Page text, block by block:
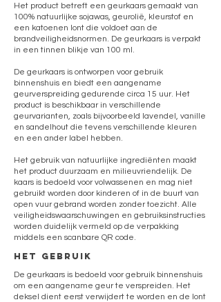
Het product betreft een geurkaars gemaakt van
100% natuurlijke sojawas, geurolië, kleurstof en
een katoenen lont die voldoet aan de
brandveiligheidsnormen. De geurkaars is verpakt
in een tinnen blikje van 100 ml.
De geurkaars is ontworpen voor gebruik
binnenshuis en biedt een aangename
geurverspreiding gedurende circa 15 uur. Het
product is beschikbaar in verschillende
geurvarianten, zoals bijvoorbeeld lavendel, vanille
en sandelhout die tevens verschillende kleuren
en een ander label hebben.
Het gebruik van natuurlijke ingrediënten maakt
het product duurzaam en milieuvriendelijk. De
kaars is bedoeld voor volwassenen en mag niet
gebruikt worden door kinderen of in de buurt van
open vuur gebrand worden zonder toezicht. Alle
veiligheidswaarschuwingen en gebruiksinstructies
worden duidelijk vermeld op de verpakking
middels een scanbare QR code.
HET GEBRUIK
De geurkaars is bedoeld voor gebruik binnenshuis
om een aangename geur te verspreiden. Het
deksel dient eerst verwijdert te worden en de lont